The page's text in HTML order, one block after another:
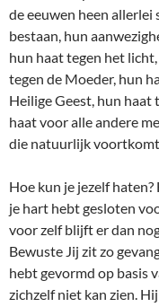
de eeuwen heen
bestaan, hun
hun haat tegen het
tegen de Moeder, hun
Heilige Geest, hun haat
haat voor alle andere
die natuurlijk
Hoe kun je jezelf
je hart hebt gesloten
voor zelf blijft er dan
Bewuste Jij zit zo
hebt gevormd op basis
zichzelf niet kan zien.